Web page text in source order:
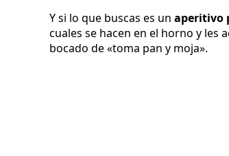
Y si lo que buscas es un aperitivo
cuales se hacen en el horno y les
bocado de «toma pan y moja».